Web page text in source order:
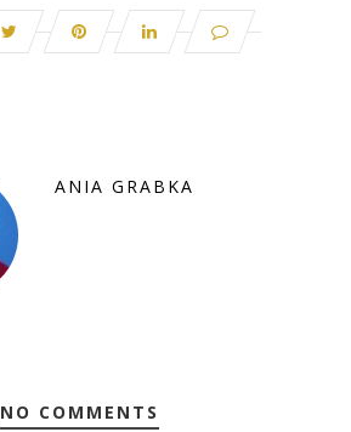
ANIA GRABKA
NO COMMENTS